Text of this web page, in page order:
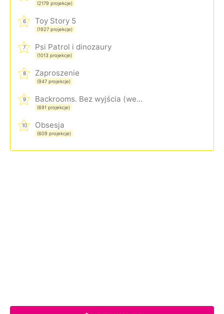
(2179 projekcje)
6 Toy Story 5
(1927 projekcje)
7 Psi Patrol i dinozaury
(1013 projekcje)
8 Zaproszenie
(947 projekcje)
9 Backrooms. Bez wyjścia (wersja rozszerzona)
(691 projekcje)
10 Obsesja
(609 projekcje)